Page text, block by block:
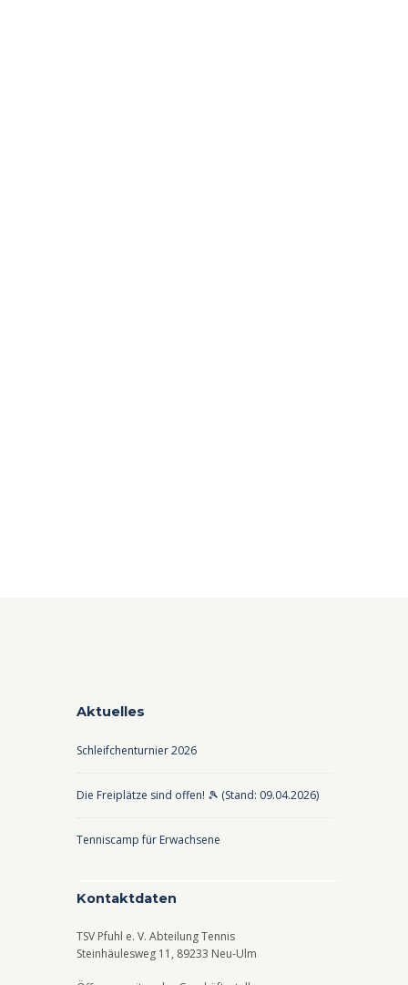
Aktuelles
Schleifchenturnier 2026
Die Freiplätze sind offen! 🎾 (Stand: 09.04.2026)
Tenniscamp für Erwachsene
Kontaktdaten
TSV Pfuhl e. V. Abteilung Tennis
Steinhäulesweg 11, 89233 Neu-Ulm